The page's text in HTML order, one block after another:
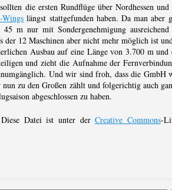
die ersten Rundflüge über Nordhessen
Wings längst stattgefunden haben. Da man
m nur mit Sondergenehmigung
der 12 Maschinen aber nicht mehr möglich ist
Ausbau auf eine Länge von 3.700 m
und zieht die Aufnahme der
Und wir sind froh, dass die GmbH
nun zu den Großen zählt und folgerichtig auch
abgeschlossen zu haben.
Diese Datei ist unter derCreative Commons-